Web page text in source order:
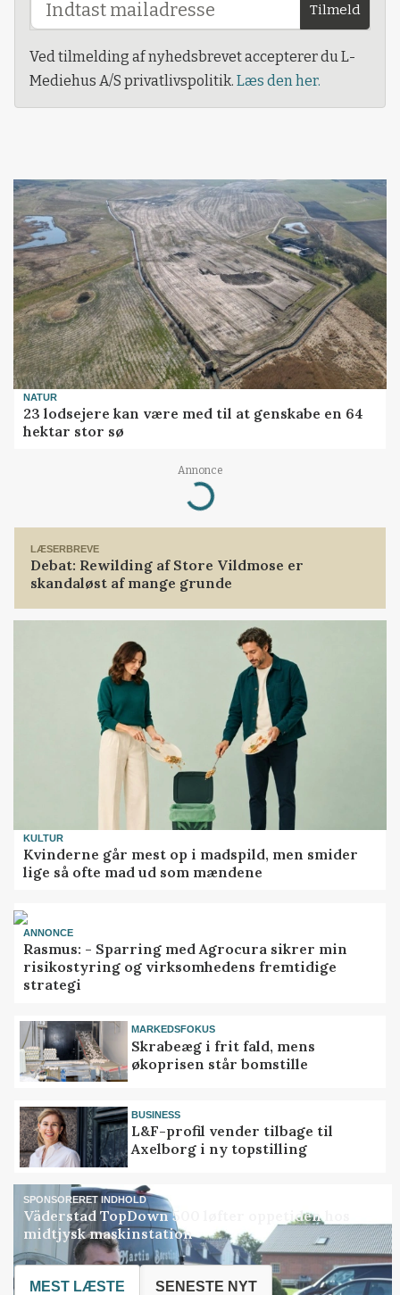
Tilmeld
Ved tilmelding af nyhedsbrevet accepterer du L-
Mediehus A/S privatlivspolitik. Læs den her.
NATUR
23 lodsejere kan være med til at genskabe en 64
hektar stor sø
Annonce
Loading...
LÆSERBREVE
Debat: Rewilding af Store Vildmose er
skandaløst af mange grunde
KULTUR
Kvinderne går mest op i madspild, men smider
lige så ofte mad ud som mændene
ANNONCE
Rasmus: - Sparring med Agrocura sikrer min
risikostyring og virksomhedens fremtidige
strategi
MARKEDSFOKUS
Skrabeæg i frit fald, mens
økoprisen står bomstille
BUSINESS
L&F-profil vender tilbage til
Axelborg i ny topstilling
SPONSORERET INDHOLD
Väderstad TopDown 500 løfter oppetiden hos
midtjysk maskinstation
MEST LÆSTE SENESTE NYT